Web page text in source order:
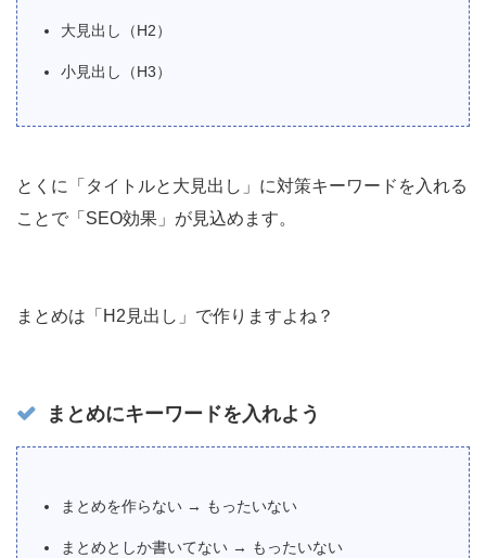
大見出し（H2）
小見出し（H3）
とくに「タイトルと大見出し」に対策キーワードを入れる
ことで「SEO効果」が見込めます。
まとめは「H2見出し」で作りますよね？
まとめにキーワードを入れよう
まとめを作らない → もったいない
まとめとしか書いてない → もったいない